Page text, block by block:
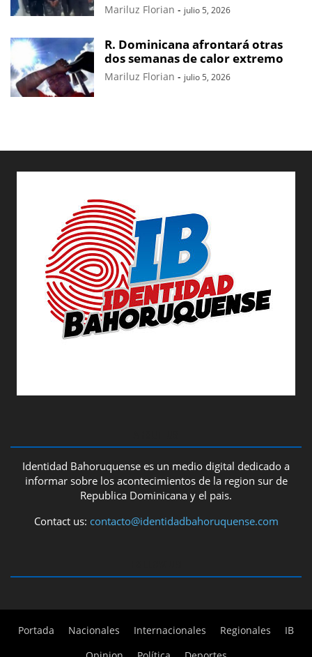
Mariluz Florian - julio 5, 2026
R. Dominicana afrontará otras
dos semanas de calor extremo
Mariluz Florian - julio 5, 2026
Identidad Bahoruquense es un medio digital dedicado a
informar sobre los acontecimientos de la region sur de
Republica Dominicana y el pais.
Contact us: contacto@identidadbahoruquense.com
Portada Nacionales Internacionales Regionales
IB